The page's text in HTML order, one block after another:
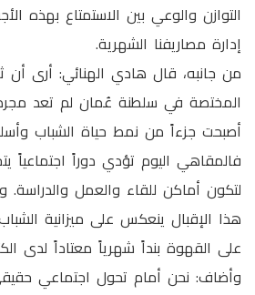
التوازن والوعي بين الاستمتاع بهذه
إدارة مصاريفنا الشهرية.
من جانبه، قال هادي الهنائي: أرى أن
المختصة في سلطنة عُمان لم تعد
أصبحت جزءاً من نمط حياة الشباب
فالمقاهي اليوم تؤدي دوراً اجتماعياً
لتكون أماكن للقاء والعمل
هذا الإقبال ينعكس على ميزانية
على القهوة بنداً شهرياً معتاداً لدى
وأضاف: نحن أمام تحول اجتماعي